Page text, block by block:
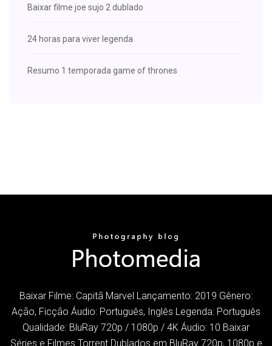
Baixar filme joe sujo 2 dublado
24 horas para viver legenda
Resumo 1 temporada game of thrones
Baixar Filme: Capitã Marvel Lançamento: 2019 Gênero:
Ação, Ficção Áudio: Português, Inglês Legenda: Português
Qualidade: BluRay 720p / 1080p / 4K Áudio: 10 Baixar
Séries e Filmes Torrent Dublados em BluRay 720p, 1080p e